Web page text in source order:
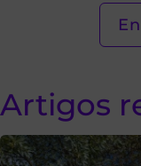
Artigos